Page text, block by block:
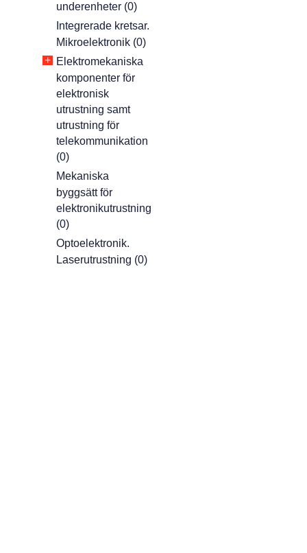
underenheter (0)
Integrerade kretsar.
Mikroelektronik (0)
+ Elektromekaniska
komponenter för
elektronisk
utrustning samt
utrustning för
telekommunikation
(0)
Mekaniska
byggsätt för
elektronikutrustning
(0)
Optoelektronik.
Laserutrustning (0)